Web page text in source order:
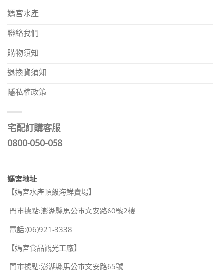
媽宮水產
聯絡我們
購物須知
退換貨須知
隱私權政策
宅配訂購客服
0800-050-058
媽宮地址
【媽宮水產頂級海鮮賣場】
門市據點:澎湖縣馬公市文安路60號2樓
電話:(06)921-3338
【媽宮食品觀光工廠】
門市據點:澎湖縣馬公市文安路65號